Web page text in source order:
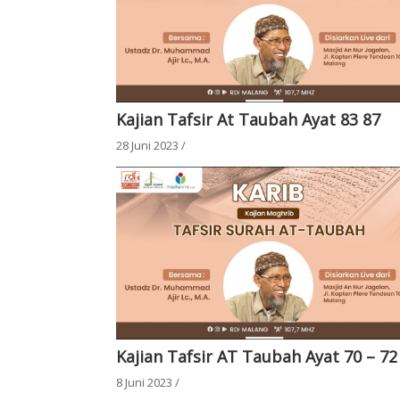
Kajian Tafsir At Taubah Ayat 83 87
28 Juni 2023 /
Kajian Tafsir AT Taubah Ayat 70 – 72
8 Juni 2023 /